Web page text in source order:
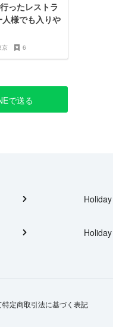
ったレストラ
様でも入りや
京 6
で送る
特定商取引法に基づく表記